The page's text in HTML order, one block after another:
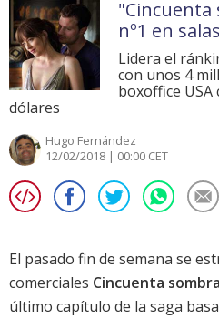
nº1 en
Lidera el
con unos 4
boxoffice USA
dólares
Hugo Fernández
12/02/2018 | 00:00 CET
El pasado fin de semana se
comerciales Cincuenta
último capítulo de la saga